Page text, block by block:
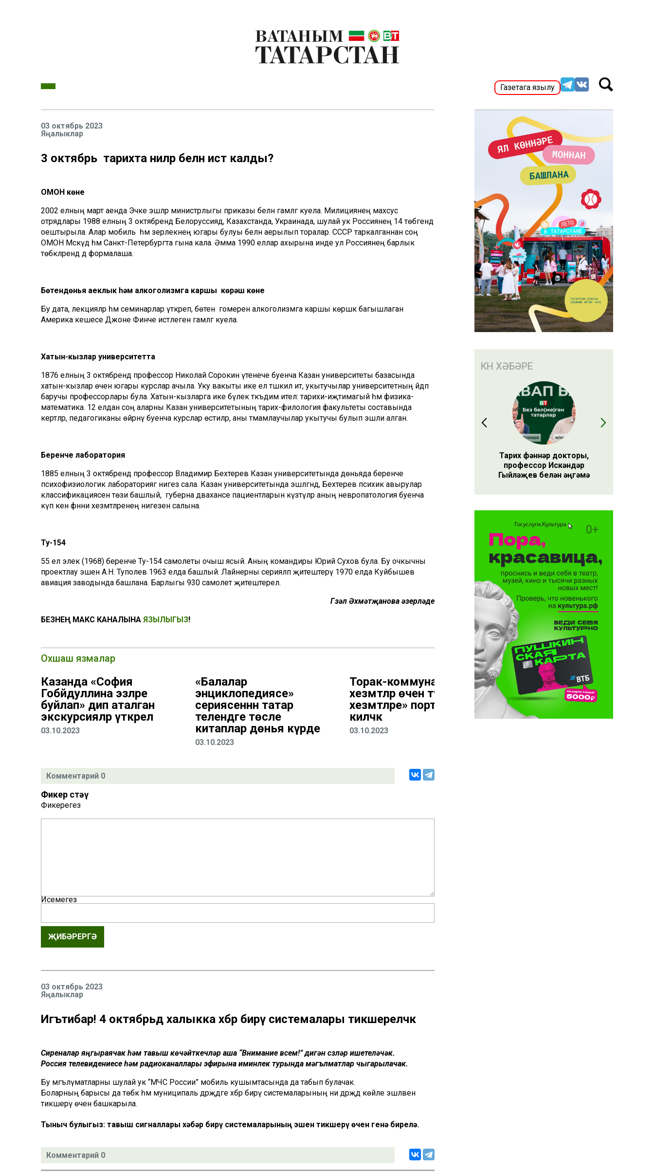
Газетага язылу
03 октябрь 2023
Яңалыклар
3 октябрь тарихта ниләр белән истә калды?
ОМОН көне
2002 елның март аенда Эчке эшләр министрлыгы приказы белән гамәлгә куела. Милициянең махсус
отрядлары 1988 елның 3 октябрендә Белоруссиядә, Казахстанда, Украинада, шулай ук Россиянең 14 төбәгендә
оештырыла. Алар мобиль һәм әзерлекнең югары булуы белән аерылып торалар. СССР таркалганнан соң
ОМОН Мәскәүдә һәм Санкт-Петербургта гына кала. Әмма 1990 еллар ахырына инде ул Россиянең барлык
төбәкләрендә дә формалаша.
Бөтендөнья аеклык һәм алкоголизмга каршы көрәш көне
Бу дата, лекцияләр һәм семинарлар үткәреп, бөтен гомерен алкоголизмга каршы көрәшкә багышлаган
Америка кешесе Джоне Финче истәлегенә гамәлгә куела.
Хатын-кызлар университетта
1876 елның 3 октябрендә профессор Николай Сорокин үтенече буенча Казан университеты базасында
хатын-кызлар өчен югары курслар ачыла. Уку вакыты ике ел тәшкил итә, укытучылар университетның әйдәп
баручы профессорлары була. Хатын-кызларга ике бүлек тәкъдим ителә: тарихи-иҗтимагый һәм физика-
математика. 12 елдан соң аларны Казан университетының тарих-филология факультеты составында
кертәләр, педагогиканы өйрәнү буенча курслар өстиләр, аны тәмамлаучылар укытучы булып эшли алган.
Беренче лаборатория
1885 елның 3 октябрендә профессор Владимир Бехтерев Казан университетында дөньяда беренче
психофизиологик лабораториягә нигез сала. Казан университетында эшләгәндә, Бехтерев психик авырулар
классификациясен төзи башлый, ә губерна дәваханәсе пациентларын күзәтүләр аның невропатология буенча
күп кенә фәнни хезмәтләренең нигезенә салына.
Ту-154
55 ел элек (1968) беренче Ту-154 самолеты очыш ясый. Аның командиры Юрий Сухов була. Бу очкычны
проектлау эшен А.Н. Туполев 1963 елда башлый. Лайнерны серияләп җитештерү 1970 елда Куйбышев
авиация заводында башлана. Барлыгы 930 самолет җитештерелә.
Гүзәл Әхмәтҗанова әзерләде
БЕЗНЕҢ МАКС КАНАЛЫНА ЯЗЫЛЫГЫЗ!
Охшаш язмалар
Казанда «София
Гобәйдуллина эзләре
буйлап» дип аталган
экскурсияләр үткәрелә
03.10.2023
«Балалар
энциклопедиясе»
сериясеннән татар
телендәге төсле
китаплар дөнья күрде
03.10.2023
Торак-коммуналь
хезмәтләр өчен түләү «Дәүләт
хезмәтләре» порталына
киләчәк
03.10.2023
Комментарий 0
Фикер өстәү
Фикерегез
Исемегез
ҖИБӘРЕРГӘ
03 октябрь 2023
Яңалыклар
Игътибар! 4 октябрьдә халыкка хәбәр бирү системалары тикшереләчәк
Сиреналар яңгыраячак һәм тавыш көчәйткечләр аша “Внимание всем!” дигән сүзләр ишетеләчәк.
Россия телевидениесе һәм радиоканаллары эфирына иминлек турында мәгълүматлар чыгарылачак.
Бу мәгълүматларны шулай ук “МЧС России” мобиль кушымтасында да табып булачак.
Боларның барысы да төбәк һәм муниципаль дәрәҗәдәге хәбәр бирү системаларының ни дәрәҗәдә көйле эшләвен
тикшерү өчен башкарыла.
Тыныч булыгыз: тавыш сигналлары хәбәр бирү системаларының эшен тикшерү өчен генә бирелә.
Комментарий 0
КӨН ХӘБӘРЕ
Тарих фәннәр докторы,
профессор Искәндәр
Гыйләҗев белән әңгәмә